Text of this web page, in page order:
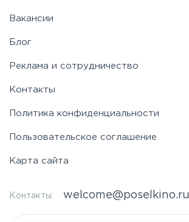
Вакансии
Блог
Реклама и сотрудничество
Контакты
Политика конфиденциальности
Пользовательское соглашение
Карта сайта
Контакты: welcome@poselkino.ru